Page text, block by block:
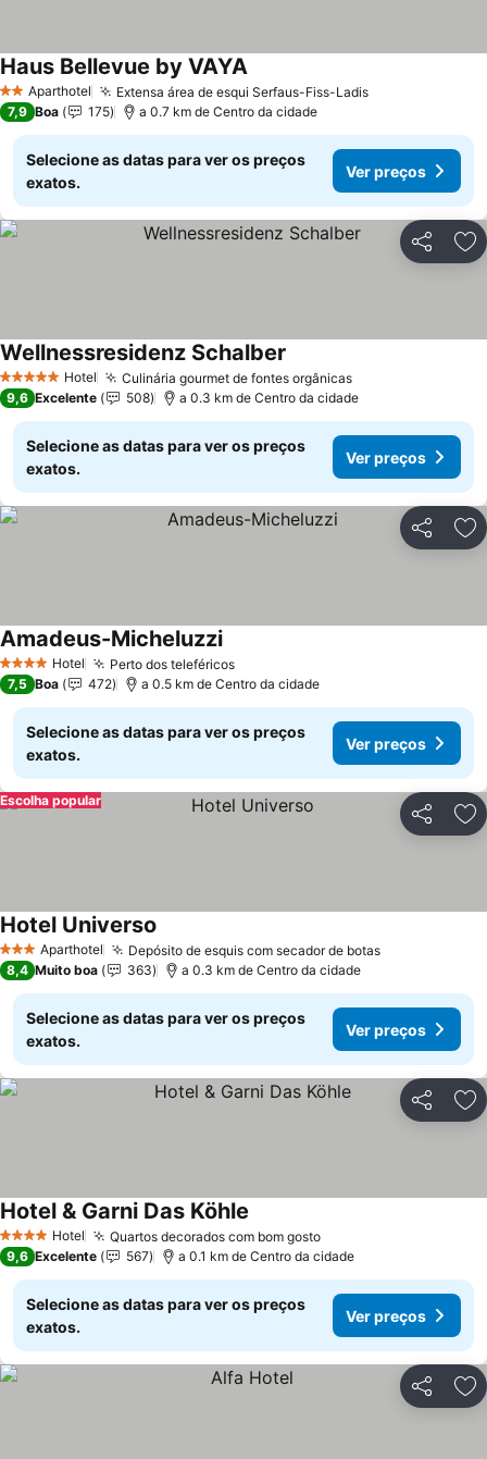
2 EstrelasAparthotel Extensa área de esqui Serfaus-Fiss-Ladis
Haus Bellevue by VAYA
7,9 Boa 175 a 0.7 km de Centro da cidade
Selecione as datas para ver os preços
exatos.
Ver preços
Partilhar
5 Estrelas Hotel Culinária gourmet de fontes orgânicas
Wellnessresidenz Schalber
9,6 Excelente 508 a 0.3 km de Centro da cidade
Selecione as datas para ver os preços
exatos.
Ver preços
Partilhar
4 EstrelasHotel Perto dos teleféricos
Amadeus-Micheluzzi
7,5 Boa 472 a 0.5 km de Centro da cidade
Selecione as datas para ver os preços
exatos.
Ver preços
Partilhar
Escolha popular
3 EstrelasAparthotel Depósito de esquis com secador de botas
Hotel Universo
8,4 Muito boa 363 a 0.3 km de Centro da cidade
Selecione as datas para ver os preços
exatos.
Ver preços
Partilhar
4 EstrelasHotel Quartos decorados com bom gosto
Hotel & Garni Das Köhle
9,6 Excelente 567 a 0.1 km de Centro da cidade
Selecione as datas para ver os preços
exatos.
Ver preços
Partilhar